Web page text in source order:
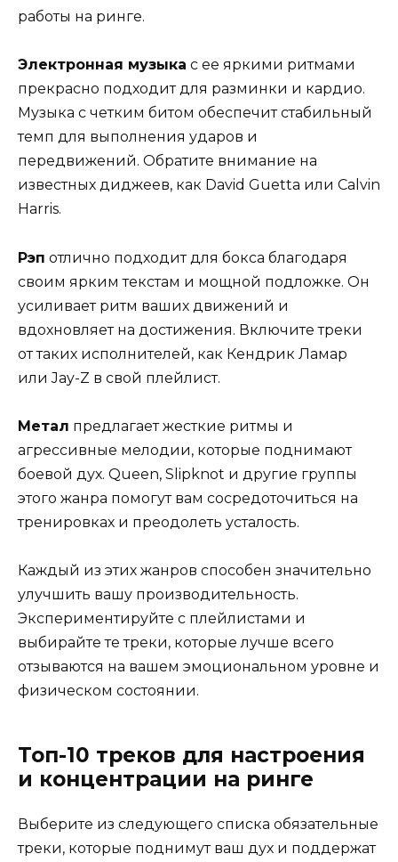
работы на ринге.
Электронная музыка с ее яркими ритмами
прекрасно подходит для разминки и кардио.
Музыка с четким битом обеспечит стабильный
темп для выполнения ударов и
передвижений. Обратите внимание на
известных диджеев, как David Guetta или Calvin
Harris.
Рэп отлично подходит для бокса благодаря
своим ярким текстам и мощной подложке. Он
усиливает ритм ваших движений и
вдохновляет на достижения. Включите треки
от таких исполнителей, как Кендрик Ламар
или Jay-Z в свой плейлист.
Метал предлагает жесткие ритмы и
агрессивные мелодии, которые поднимают
боевой дух. Queen, Slipknot и другие группы
этого жанра помогут вам сосредоточиться на
тренировках и преодолеть усталость.
Каждый из этих жанров способен значительно
улучшить вашу производительность.
Экспериментируйте с плейлистами и
выбирайте те треки, которые лучше всего
отзываются на вашем эмоциональном уровне и
физическом состоянии.
Топ-10 треков для настроения
и концентрации на ринге
Выберите из следующего списка обязательные
треки, которые поднимут ваш дух и поддержат